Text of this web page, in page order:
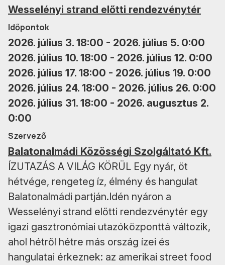
Wesselényi strand előtti rendezvénytér
Időpontok
2026. július 3. 18:00 - 2026. július 5. 0:00
2026. július 10. 18:00 - 2026. július 12. 0:00
2026. július 17. 18:00 - 2026. július 19. 0:00
2026. július 24. 18:00 - 2026. július 26. 0:00
2026. július 31. 18:00 - 2026. augusztus 2.
0:00
Szervező
Balatonalmádi Közösségi Szolgáltató Kft.
ÍZUTAZÁS A VILÁG KÖRÜL Egy nyár, öt
hétvége, rengeteg íz, élmény és hangulat
Balatonalmádi partján.Idén nyáron a
Wesselényi strand előtti rendezvénytér egy
igazi gasztronómiai utazóközponttá változik,
ahol hétről hétre más ország ízei és
hangulatai érkeznek: az amerikai street food